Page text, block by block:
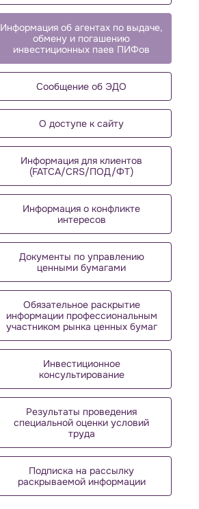
Информация об агентах по выдаче,
обмену и погашению
инвестиционных паев ПИФов
Сообщение об ЭДО
О доступе к сайту
Информация для клиентов
(FATCA/CRS/ПОД/ФТ)
Информация о конфликте
интересов
Документы по управлению
ценными бумагами
Обязательное раскрытие
информации профессиональным
участником рынка ценных бумаг
Инвестиционное
консультирование
Результаты проведения
специальной оценки условий
труда
Подписка на рассылку
раскрываемой информации